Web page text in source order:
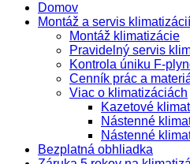
Domov
Montáž a servis klimatizácií
Montáž klimatizácie
Pravidelný servis
Kontrola úniku F-
Cenník prác a
Viac o klimatizáciách
Kazetové
Nástenné
Nástenné
Bezplatná obhliadka